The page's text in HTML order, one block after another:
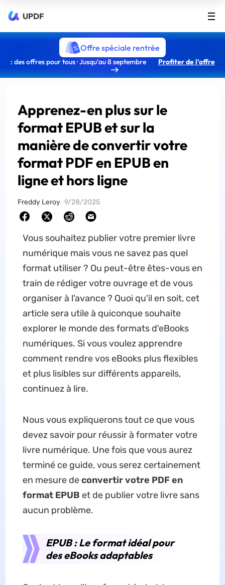
UPDF
Offre spéciale rentrée
: des offres pour tous · Jusqu’au 8 septembre Profiter de l’offre
Apprenez-en plus sur le
format EPUB et sur la
manière de convertir votre
format PDF en EPUB en
ligne et hors ligne
Freddy Leroy 9/28/2025
Vous souhaitez publier votre premier livre
numérique mais vous ne savez pas quel
format utiliser ? Ou peut-être êtes-vous en
train de rédiger votre ouvrage et de vous
organiser à l'avance ? Quoi qu'il en soit, cet
article sera utile à quiconque souhaite
explorer le monde des formats d'eBooks
numériques. Si vous voulez apprendre
comment rendre vos eBooks plus flexibles
et plus lisibles sur différents appareils,
continuez à lire.
Nous vous expliquerons tout ce que vous
devez savoir pour réussir à formater votre
livre numérique. Une fois que vous aurez
terminé ce guide, vous serez certainement
en mesure deconvertir votre PDF en
format EPUB et de publier votre livre sans
aucun problème.
EPUB : Le format idéal pour
des eBooks adaptables